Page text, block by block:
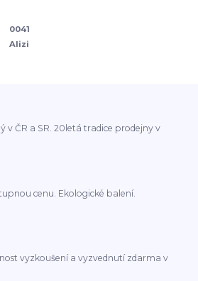
0041
Alizi
v ČR a SR. 20letá tradice prodejny v
cenu. Ekologické balení.
vyzkoušení a vyzvednutí zdarma v